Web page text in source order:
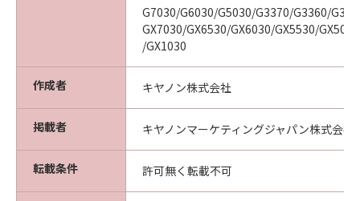
G7030/G6030/G5030/G3370/G3360/
GX7030/GX6530/GX6030/GX5530/
/GX1030
作成者 キヤノン株式会社
掲載者 キヤノンマーケティングジャパン株式会社
転載条件 許可無く転載不可